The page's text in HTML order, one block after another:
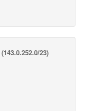
(143.0.252.0/23)